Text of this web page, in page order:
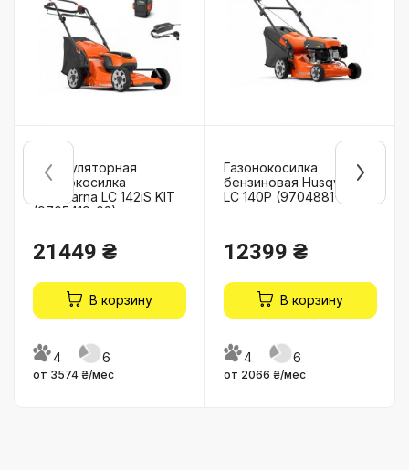
Аккумуляторная
газонокосилка
Husqvarna LC 142iS KIT
(9705419-02)
21449 ₴
В корзину
4 6
от 3574 ₴/мес
Газонокосилка
бензиновая Husqvarna
LC 140P (9704881-01)
12399 ₴
В корзину
4 6
от 2066 ₴/мес